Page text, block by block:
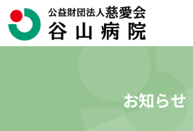
お知らせ